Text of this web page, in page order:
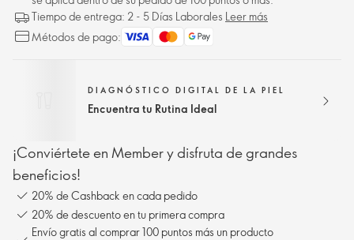
Tiempo de entrega: 2 - 5 Días Laborales Leer más
Métodos de pago:
DIAGNÓSTICO DIGITAL DE LA PIEL
Encuentra tu Rutina Ideal
¡Conviértete en Member y disfruta de grandes
beneficios!
20% de Cashback en cada pedido
20% de descuento en tu primera compra
Envío gratis al comprar 100 puntos más un producto